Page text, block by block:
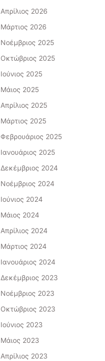
Απρίλιος 2026
Μάρτιος 2026
Νοέμβριος 2025
Οκτώβριος 2025
Ιούνιος 2025
Μάιος 2025
Απρίλιος 2025
Μάρτιος 2025
Φεβρουάριος 2025
Ιανουάριος 2025
Δεκέμβριος 2024
Νοέμβριος 2024
Ιούνιος 2024
Μάιος 2024
Απρίλιος 2024
Μάρτιος 2024
Ιανουάριος 2024
Δεκέμβριος 2023
Νοέμβριος 2023
Οκτώβριος 2023
Ιούνιος 2023
Μάιος 2023
Απρίλιος 2023